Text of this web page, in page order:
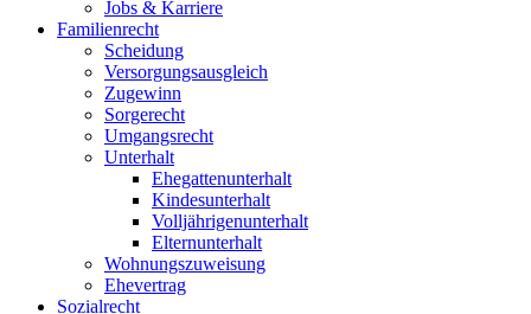
Jobs & Karriere
Familienrecht
Scheidung
Versorgungsausgleich
Zugewinn
Sorgerecht
Umgangsrecht
Unterhalt
Ehegattenunterhalt
Kindesunterhalt
Volljährigenunterhalt
Elternunterhalt
Wohnungszuweisung
Ehevertrag
Sozialrecht